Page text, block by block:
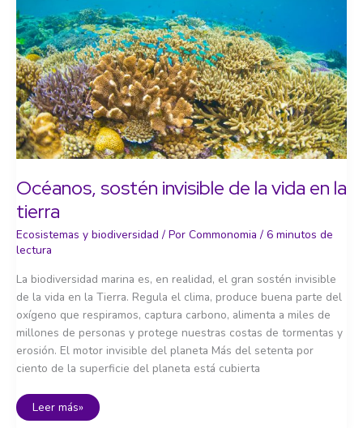
habitable
Océanos, sostén invisible de la vida en la
tierra
Ecosistemas y biodiversidad / Por Commonomia / 6 minutos de
lectura
La biodiversidad marina es, en realidad, el gran sostén invisible
de la vida en la Tierra. Regula el clima, produce buena parte del
oxígeno que respiramos, captura carbono, alimenta a miles de
millones de personas y protege nuestras costas de tormentas y
erosión. El motor invisible del planeta Más del setenta por
ciento de la superficie del planeta está cubierta
Océanos,
sostén
Leer más»